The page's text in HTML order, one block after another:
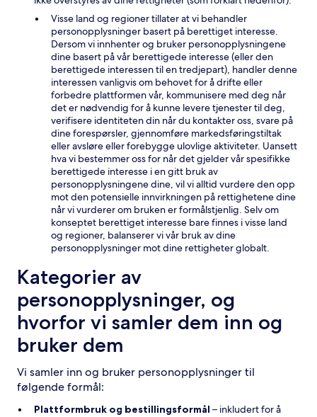
Visse land og regioner tillater at vi behandler
personopplysninger basert på berettiget interesse.
Dersom vi innhenter og bruker personopplysningene
dine basert på vår berettigede interesse (eller den
berettigede interessen til en tredjepart), handler denne
interessen vanligvis om behovet for å drifte eller
forbedre plattformen vår, kommunisere med deg når
det er nødvendig for å kunne levere tjenester til deg,
verifisere identiteten din når du kontakter oss, svare på
dine forespørsler, gjennomføre markedsføringstiltak
eller avsløre eller forebygge ulovlige aktiviteter. Uansett
hva vi bestemmer oss for når det gjelder vår spesifikke
berettigede interesse i en gitt bruk av
personopplysningene dine, vil vi alltid vurdere den opp
mot den potensielle innvirkningen på rettighetene dine
når vi vurderer om bruken er formålstjenlig. Selv om
konseptet berettiget interesse bare finnes i visse land
og regioner, balanserer vi vår bruk av dine
personopplysninger mot dine rettigheter globalt.
Kategorier av
personopplysninger, og
hvorfor vi samler dem inn og
bruker dem
Vi samler inn og bruker personopplysninger til
følgende formål:
Plattformbruk og bestillingsformål – inkludert for å